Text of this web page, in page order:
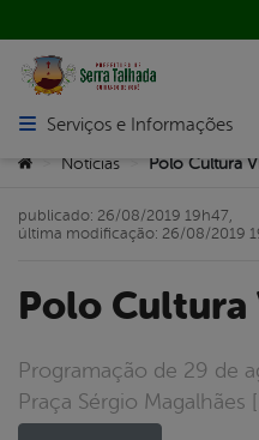
Abrir menu principal de
Serviços e Informações
Você está aqui:
Notícias Polo Cultura
Polo
Programação de 29 de agosto a 08 de setembro na
Praça Sérgio Magalhães
publicado: 26/08/2019 19h47,
última modificação: 26/08/2019